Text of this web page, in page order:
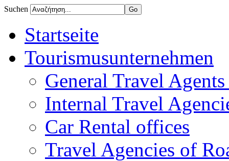
Suchen
Startseite
Tourismusunternehmen
General Travel
Internal Travel
Car Rental offices
Travel Agencies of